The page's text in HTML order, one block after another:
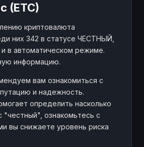
$
$ 21 752
$ 107 3303
$ 9 2690
(ETC)
криптовалюта
них 342 в статусе ЧЕСТНЫЙ,
в автоматическом режиме.
информацию.
вам ознакомиться с
и надежность.
определить насколько
ознакомьтесь с
вы снижаете уровень риска